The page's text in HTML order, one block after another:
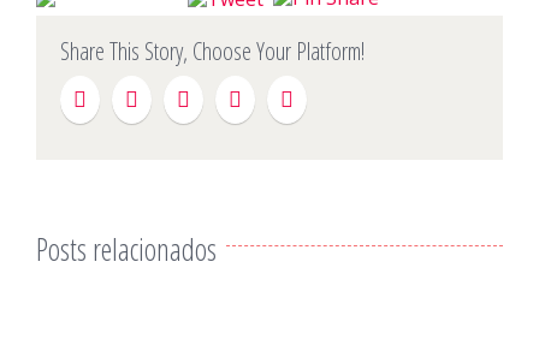
Share This Story, Choose Your Platform!
Posts relacionados